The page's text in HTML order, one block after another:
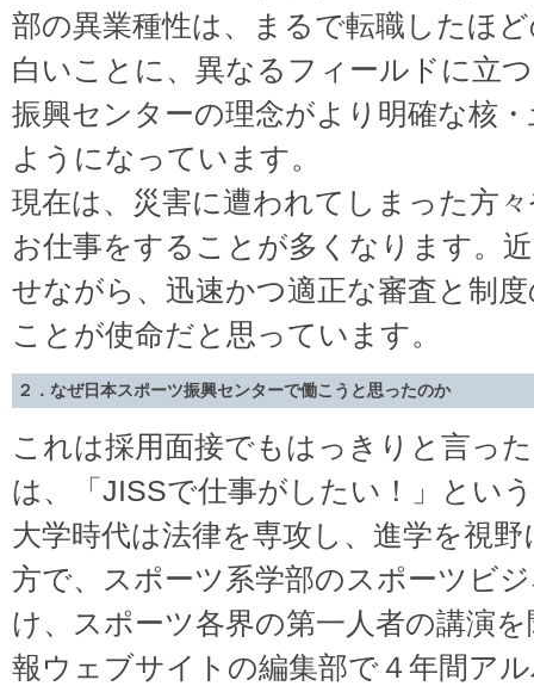
部の異業種性は、まるで転職したほ
白いことに、異なるフィールドに立
振興センターの理念がより明確な核
ようになっています。
現在は、災害に遭われてしまった方
お仕事をすることが多くなります。
せながら、迅速かつ適正な審査と制
ことが使命だと思っています。
２．なぜ日本スポーツ振興センターで働こうと思ったのか
これは採用面接でもはっきりと言っ
は、「JISSで仕事がしたい！」とい
大学時代は法律を専攻し、進学を視
方で、スポーツ系学部のスポーツビ
け、スポーツ各界の第一人者の講演
報ウェブサイトの編集部で４年間ア